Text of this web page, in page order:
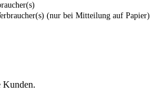
(nur bei Mitteilung auf Papier)
Kunden.